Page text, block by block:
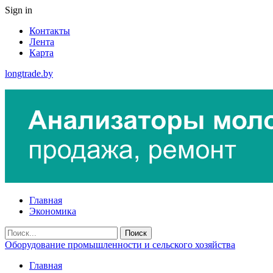
Sign in
Контакты
Лента
Карта
longtrade.by
Главная
Экономика
Оборудование промышленности и сельского хозяйства
Главная